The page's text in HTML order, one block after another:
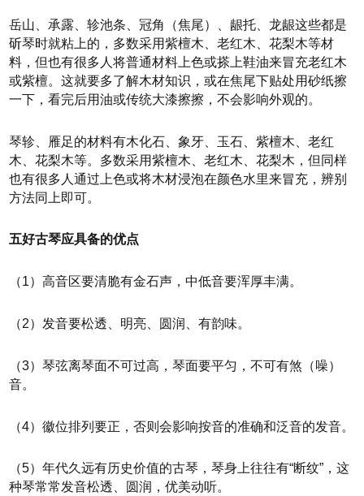
岳山、承露、轸池条、冠角（焦尾）、龈托、龙龈这些都是
斫琴时就粘上的，多数采用紫檀木、老红木、花梨木等材
料，但也有很多人将普通材料上色或搽上鞋油来冒充老红木
或紫檀。这就要多了解木材知识，或在焦尾下贴处用砂纸擦
一下，看完后用油或传统大漆擦擦，不会影响外观的。
琴轸、雁足的材料有木化石、象牙、玉石、紫檀木、老红
木、花梨木等。多数采用紫檀木、老红木、花梨木，但同样
也有很多人通过上色或将木材浸泡在颜色水里来冒充，辨别
方法同上即可。
五好古琴应具备的优点
（1）高音区要清脆有金石声，中低音要浑厚丰满。
（2）发音要松透、明亮、圆润、有韵味。
（3）琴弦离琴面不可过高，琴面要平匀，不可有煞（噪）
音。
（4）徽位排列要正，否则会影响按音的准确和泛音的发音。
（5）年代久远有历史价值的古琴，琴身上往往有“断纹”，这
种琴常常发音松透、圆润，优美动听。